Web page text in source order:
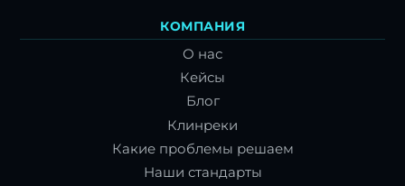
КОМПАНИЯ
О нас
Кейсы
Блог
Клинреки
Какие проблемы решаем
Наши стандарты